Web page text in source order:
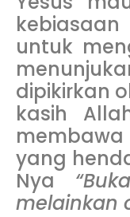
untuk
dipikirkan
kasih
yang
Nya
melainkan